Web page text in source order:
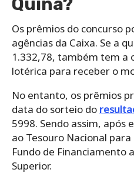
Os prêmios do concurso
agências da Caixa. Se a
1.332,78, também tem a
lotérica para receber o
No entanto, os prêmios
data do sorteio do
5998. Sendo assim, após
ao Tesouro Nacional para
Fundo de Financiamento
Superior.